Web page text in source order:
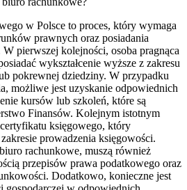
w Polsce to proces, który wymaga
prawnych oraz posiadania
pierwszej kolejności, osoba pragnąca
wykształcenie wyższe z zakresu
pokrewnej dziedziny. W przypadku
możliwe jest uzyskanie odpowiednich
kursów lub szkoleń, które są
Finansów. Kolejnym istotnym
księgowego, który
prowadzenia księgowości.
rachunkowe, muszą również
przepisów prawa podatkowego oraz
Dodatkowo, konieczne jest